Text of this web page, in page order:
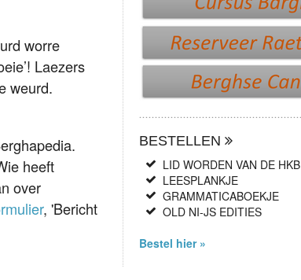
worre
Laezers
weurd.
heeft
over
, 'Bericht
BESTELLEN
LID WORDEN VAN DE HKB
LEESPLANKJE
GRAMMATICABOEKJE
OLD NI-JS EDITIES
Bestel hier »